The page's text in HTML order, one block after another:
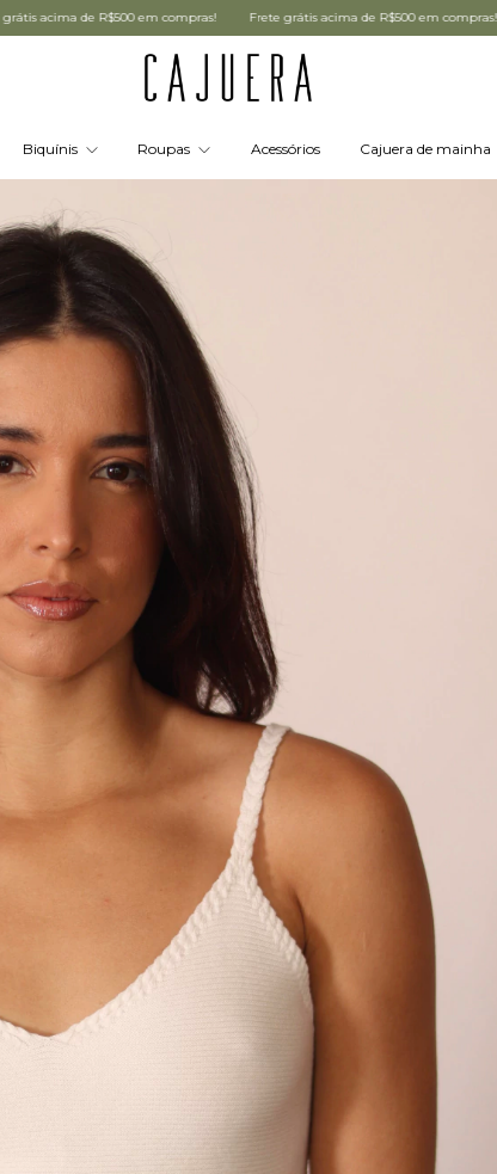
Frete grátis acima de R$500 em compras! Frete grátis acima de R$500
Biquínis Roupas Acessórios Cajuera de mainha